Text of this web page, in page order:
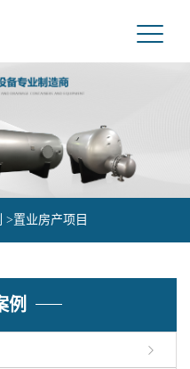
>置业房产项目
例